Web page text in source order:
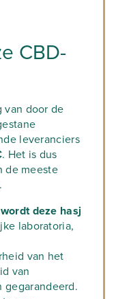
CBD-
van door de
leveranciers
. Het is dus
de meeste
wordt deze hasj
laboratoria,
van het
van